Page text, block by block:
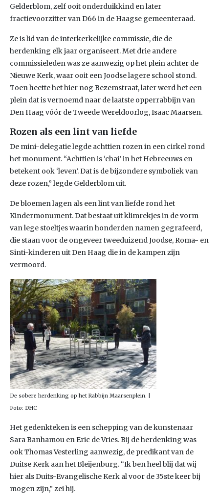
Gelderblom, zelf ooit onderduikkind en later
fractievoorzitter van D66 in de Haagse gemeenteraad.
Ze is lid van de interkerkelijke commissie, die de
herdenking elk jaar organiseert. Met drie andere
commissieleden was ze aanwezig op het plein achter de
Nieuwe Kerk, waar ooit een Joodse lagere school stond.
Toen heette het hier nog Bezemstraat, later werd het een
plein dat is vernoemd naar de laatste opperrabbijn van
Den Haag vóór de Tweede Wereldoorlog, Isaac Maarsen.
Rozen als een lint van liefde
De mini-delegatie legde achttien rozen in een cirkel rond
het monument. “Achttien is ‘chai’ in het Hebreeuws en
betekent ook ‘leven’. Dat is de bijzondere symboliek van
deze rozen,” legde Gelderblom uit.
De bloemen lagen als een lint van liefde rond het
Kindermonument. Dat bestaat uit klimrekjes in de vorm
van lege stoeltjes waarin honderden namen gegrafeerd,
die staan voor de ongeveer tweeduizend Joodse, Roma- en
Sinti-kinderen uit Den Haag die in de kampen zijn
vermoord.
De sobere herdenking op het Rabbijn Maarsenplein. |
Foto: DHC
Het gedenkteken is een schepping van de kunstenaar
Sara Banhamou en Eric de Vries. Bij de herdenking was
ook Thomas Vesterling aanwezig, de predikant van de
Duitse Kerk aan het Bleijenburg. “Ik ben heel blij dat wij
hier als Duits-Evangelische Kerk al voor de 35ste keer bij
mogen zijn,” zei hij.